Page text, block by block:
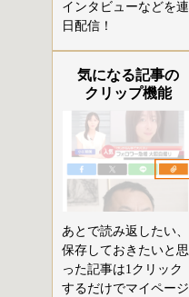
インタビューなどを連
日配信！
気になる記事の
クリップ機能
あとで読み返したい、
保存しておきたいと思
った記事は1クリック
するだけでマイページ